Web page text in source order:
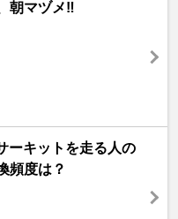
朝マヅメ‼️
キットを走る人の
頻度は？